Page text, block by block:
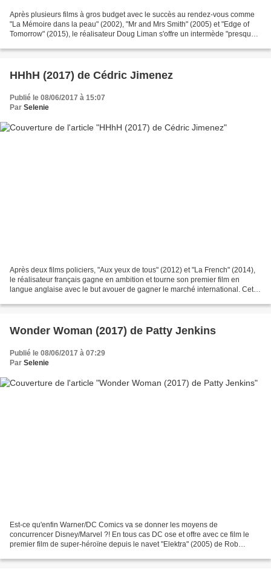
Après plusieurs films à gros budget avec le succès au rendez-vous comme
"La Mémoire dans la peau" (2002), "Mr and Mrs Smith" (2005) et "Edge of
Tomorrow" (2015), le réalisateur Doug Liman s'offre un intermède "presque
HHhH (2017) de Cédric Jimenez
Publié le 08/06/2017 à 15:07
Par Selenie
Après deux films policiers, "Aux yeux de tous" (2012) et "La French" (2014),
le réalisateur français gagne en ambition et tourne son premier film en
langue anglaise avec le but avouer de gagner le marché international. Cette
Wonder Woman (2017) de Patty Jenkins
Publié le 08/06/2017 à 07:29
Par Selenie
Est-ce qu'enfin Warner/DC Comics va se donner les moyens de
concurrencer Disney/Marvel ?! En tous cas DC ose et offre avec ce film le
premier film de super-héroïne depuis le navet "Elektra" (2005) de Rob